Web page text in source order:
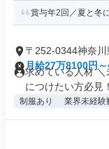
賞与年2回／夏と冬
〒252-0344神奈
月給27万8100円
求めている人材
につけたい方必見
制服あり 業界未経験